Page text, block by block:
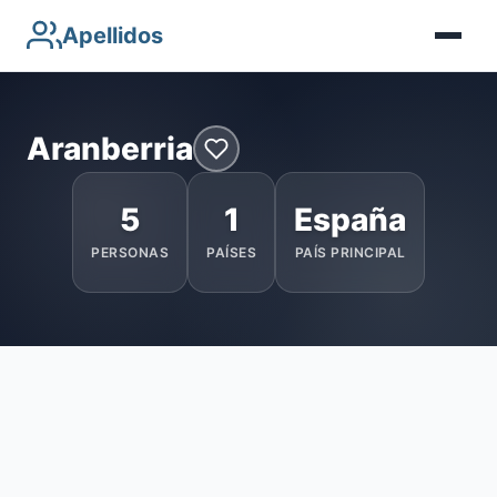
Apellidos
Aranberria
5
PERSONAS
1
PAÍSES
España
PAÍS PRINCIPAL